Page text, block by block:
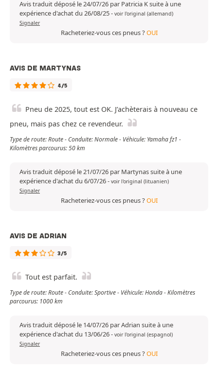
Avis traduit déposé le 24/07/26 par Patricia K suite à une
expérience d'achat du 26/08/25- voir l'original (allemand)
Signaler
Racheteriez-vous ces pneus ?OUI
AVIS DE MARTYNAS
4/5
Pneu de 2025, tout est OK. J’achèterais à nouveau ce
pneu, mais pas chez ce revendeur.
Type de route: Route - Conduite: Normale - Véhicule: Yamaha fz1 -
Kilomètres parcourus: 50 km
Avis traduit déposé le 21/07/26 par Martynas suite à une
expérience d'achat du 6/07/26- voir l'original (lituanien)
Signaler
Racheteriez-vous ces pneus ?OUI
AVIS DE ADRIAN
3/5
Tout est parfait.
Type de route: Route - Conduite: Sportive - Véhicule: Honda - Kilomètres
parcourus: 1000 km
Avis traduit déposé le 14/07/26 par Adrian suite à une
expérience d'achat du 13/06/26- voir l'original (espagnol)
Signaler
Racheteriez-vous ces pneus ?OUI